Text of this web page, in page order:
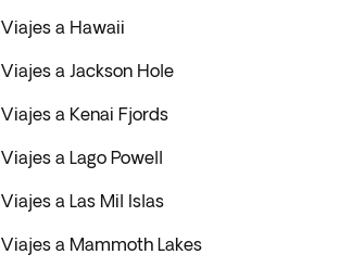
Viajes a Hawaii
Viajes a Jackson Hole
Viajes a Kenai Fjords
Viajes a Lago Powell
Viajes a Las Mil Islas
Viajes a Mammoth Lakes